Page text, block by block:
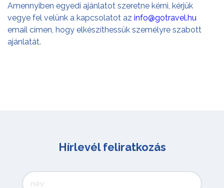
Amennyiben egyedi ajánlatot szeretne kérni, kérjük
vegye fel velünk a kapcsolatot az info@gotravel.hu
email címen, hogy elkészíthessük személyre szabott
ajánlatát.
Hírlevél feliratkozás